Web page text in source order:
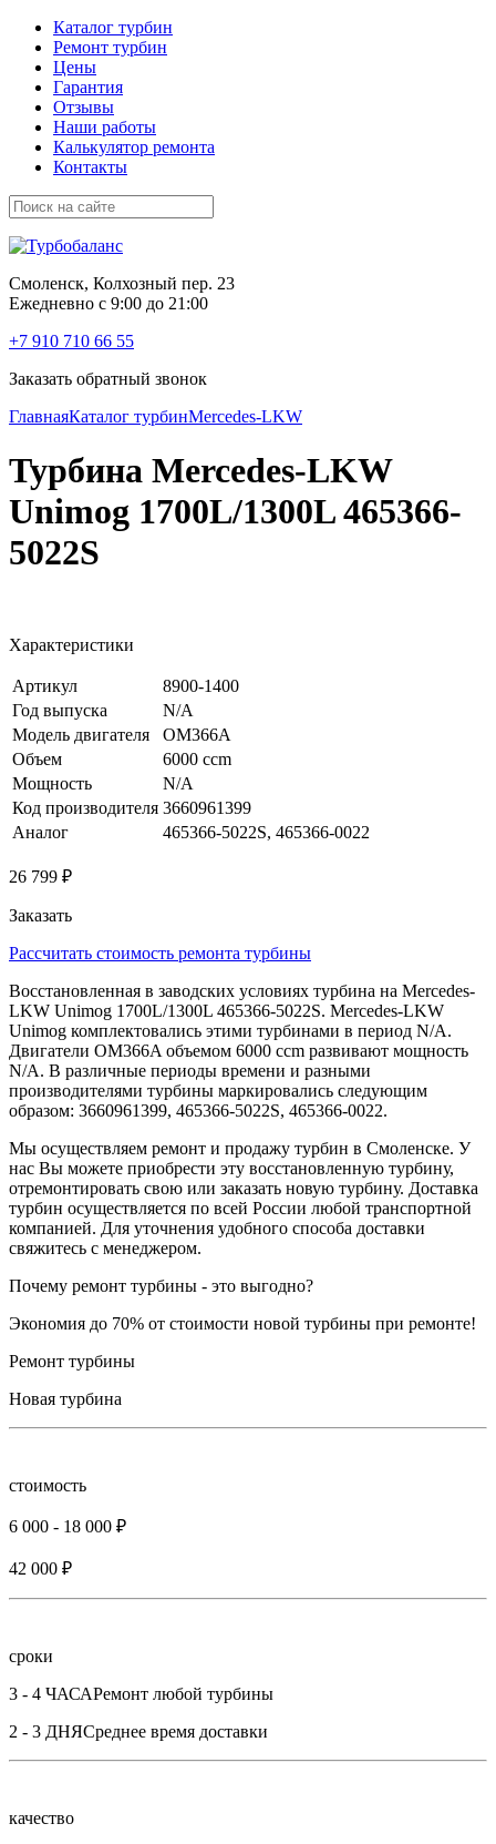
Каталог турбин
Ремонт турбин
Цены
Гарантия
Отзывы
Наши работы
Калькулятор ремонта
Контакты
Смоленск, Колхозный пер. 23
Ежедневно с 9:00 до 21:00
+7 910 710 66 55
Заказать обратный звонок
ГлавнаяКаталог турбинMercedes-LKW
Турбина Mercedes-LKW
Unimog 1700L/1300L 465366-
5022S
Характеристики
Артикул
8900-1400
Год выпуска
N/A
Модель двигателя
OM366A
Объем
6000 ccm
Мощность
N/A
Код производителя 3660961399
Аналог
465366-5022S, 465366-0022
26 799 ₽
Заказать
Рассчитать стоимость ремонта турбины
Восстановленная в заводских условиях турбина на Mercedes-
LKW Unimog 1700L/1300L 465366-5022S. Mercedes-LKW
Unimog комплектовались этими турбинами в период N/A.
Двигатели OM366A объемом 6000 ccm развивают мощность
N/A. В различные периоды времени и разными
производителями турбины маркировались следующим
образом: 3660961399, 465366-5022S, 465366-0022.
Мы осуществляем ремонт и продажу турбин в Смоленске. У
нас Вы можете приобрести эту восстановленную турбину,
отремонтировать свою или заказать новую турбину. Доставка
турбин осуществляется по всей России любой транспортной
компанией. Для уточнения удобного способа доставки
свяжитесь с менеджером.
Почему ремонт турбины - это выгодно?
Экономия до 70% от стоимости новой турбины при ремонте!
Ремонт турбины
Новая турбина
стоимость
6 000 - 18 000 ₽
42 000 ₽
сроки
3 - 4 ЧАСАРемонт любой турбины
2 - 3 ДНЯСреднее время доставки
качество